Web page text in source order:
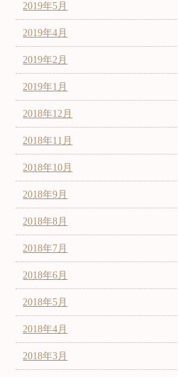
2019年5月
2019年4月
2019年2月
2019年1月
2018年12月
2018年11月
2018年10月
2018年9月
2018年8月
2018年7月
2018年6月
2018年5月
2018年4月
2018年3月